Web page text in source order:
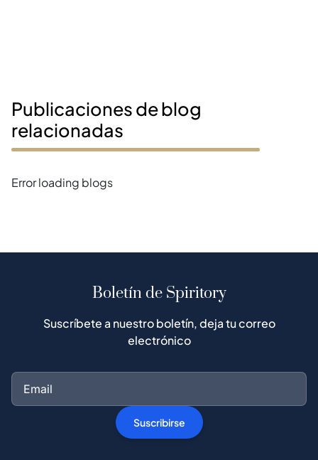
Publicaciones de blog
relacionadas
Error loading blogs
Boletín de Spiritory
Suscríbete a nuestro boletín, deja tu correo
electrónico
Suscribirse